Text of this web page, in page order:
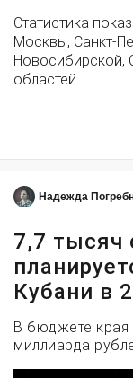
Статистика
Москвы, Санкт-
Новосибирской,
областей.
Надежда
7,7 тысяч
Кубани в
В бюджете края
миллиарда